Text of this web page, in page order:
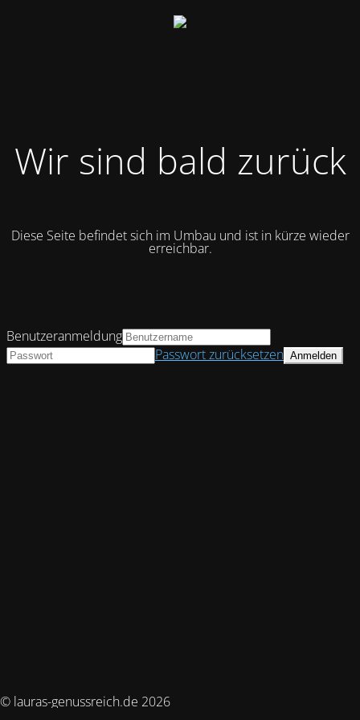
Wir sind bald zurück
Diese Seite befindet sich im Umbau und ist in kürze wieder
erreichbar.
© lauras-genussreich.de 2026
Benutzeranmeldung
Passwort zurücksetzen